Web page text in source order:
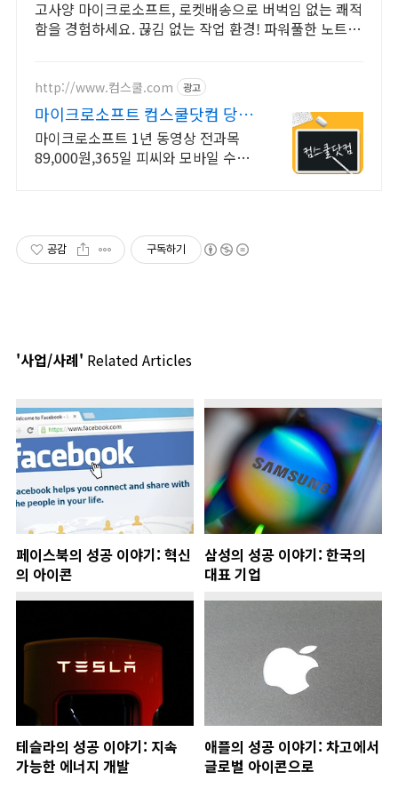
고사양 마이크로소프트, 로켓배송으로 버벅임 없는 쾌적
함을 경험하세요. 끊김 없는 작업 환경! 파워풀한 노트
http://www.컴스쿨.com 광고
마이크로소프트 컴스쿨닷컴 당일
신청&결제시 기프티콘!
마이크로소프트 1년 동영상 전과목
89,000원,365일 피씨와 모바일 수강
공감 구독하기
'사업/사례' Related Articles
페이스북의 성공 이야기: 혁신
의 아이콘
삼성의 성공 이야기: 한국의
대표 기업
테슬라의 성공 이야기: 지속
가능한 에너지 개발
애플의 성공 이야기: 차고에서
글로벌 아이콘으로